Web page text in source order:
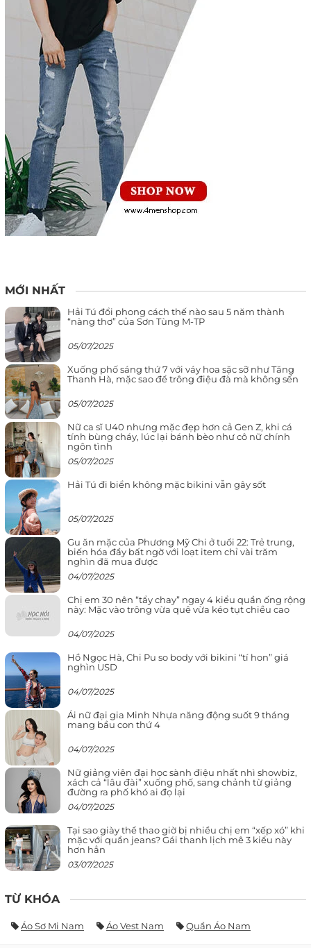
MỚI NHẤT
Hải Tú đổi phong cách thế nào sau 5 năm thành
“nàng thơ” của Sơn Tùng M-TP
05/07/2025
Xuống phố sáng thứ 7 với váy hoa sặc sỡ như Tăng
Thanh Hà, mặc sao để trông điệu đà mà không sến
05/07/2025
Nữ ca sĩ U40 nhưng mặc đẹp hơn cả Gen Z, khi cá
tính bùng cháy, lúc lại bánh bèo như cô nữ chính
ngôn tình
05/07/2025
Hải Tú đi biển không mặc bikini vẫn gây sốt
05/07/2025
Gu ăn mặc của Phương Mỹ Chi ở tuổi 22: Trẻ trung,
biến hóa đầy bất ngờ với loạt item chỉ vài trăm
nghìn đã mua được
04/07/2025
Chị em 30 nên “tẩy chay” ngay 4 kiểu quần ống rộng
này: Mặc vào trông vừa quê vừa kéo tụt chiều cao
04/07/2025
Hồ Ngọc Hà, Chi Pu so body với bikini “tí hon” giá
nghìn USD
04/07/2025
Ái nữ đại gia Minh Nhựa năng động suốt 9 tháng
mang bầu con thứ 4
04/07/2025
Nữ giảng viên đại học sành điệu nhất nhì showbiz,
xách cả “lâu đài” xuống phố, sang chảnh từ giảng
đường ra phố khó ai đọ lại
04/07/2025
Tại sao giày thể thao giờ bị nhiều chị em “xếp xó” khi
mặc với quần jeans? Gái thanh lịch mê 3 kiểu này
hơn hẳn
03/07/2025
TỪ KHÓA
Áo Sơ Mi Nam Áo Vest Nam Quần Áo Nam